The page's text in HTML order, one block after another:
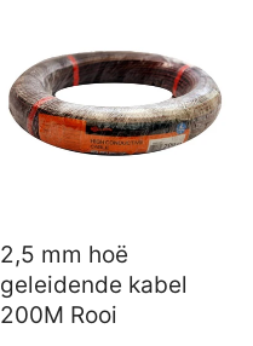
2,5 mm hoë
geleidende kabel
200M Rooi